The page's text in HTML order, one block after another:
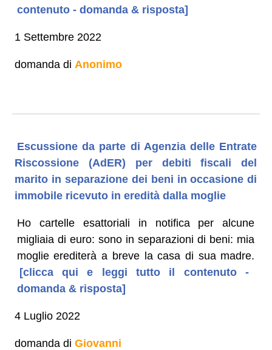
contenuto - domanda & risposta]
1 Settembre 2022
domanda di Anonimo
Escussione da parte di Agenzia delle Entrate
Riscossione (AdER) per debiti fiscali del
marito in separazione dei beni in occasione di
immobile ricevuto in eredità dalla moglie
Ho cartelle esattoriali in notifica per alcune
migliaia di euro: sono in separazioni di beni: mia
moglie erediterà a breve la casa di sua madre.
[clicca qui e leggi tutto il contenuto -
domanda & risposta]
4 Luglio 2022
domanda di Giovanni